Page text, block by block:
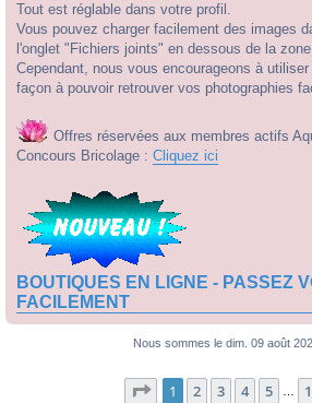
Tout est réglable dans votre profil.
Vous pouvez charger facilement des images
l'onglet "Fichiers joints" en dessous de la
Cependant, nous vous encourageons à
façon à pouvoir retrouver vos photographies
Offres réservées aux membres actifs
Concours Bricolage : Cliquez ici
BOUTIQUES EN LIGNE - PASSEZ
FACILEMENT
Nous sommes le dim. 09 août
Page 1sur1248
1 2 3 4 5